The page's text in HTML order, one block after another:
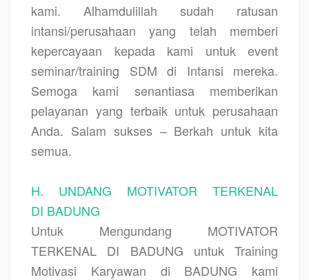
kami. Alhamdulillah sudah ratusan
intansi/perusahaan yang telah memberi
kepercayaan kepada kami untuk event
seminar/training SDM di Intansi mereka.
Semoga kami senantiasa memberikan
pelayanan yang terbaik untuk perusahaan
Anda. Salam sukses – Berkah untuk kita
semua.
H. UNDANG MOTIVATOR TERKENAL
DI BADUNG
Untuk Mengundang MOTIVATOR
TERKENAL DI BADUNG untuk Training
Motivasi Karyawan di BADUNG kami